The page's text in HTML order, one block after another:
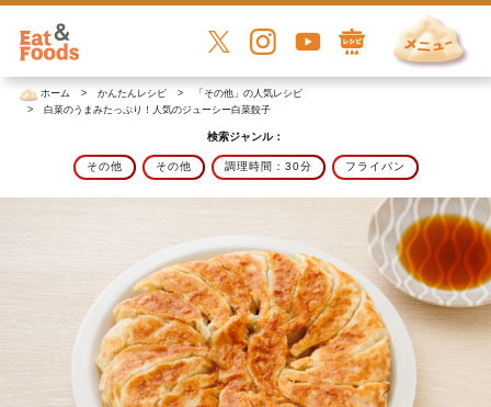
ホーム かんたんレシピ
「その他」の人気レシピ
白菜のうまみたっぷり！人気のジューシー白菜餃子
検索ジャンル：
その他 その他 調理時間：30分 フライパン